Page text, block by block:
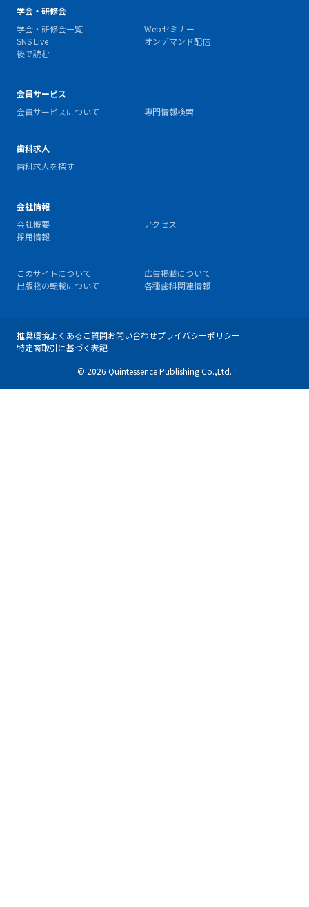
学会・研修会
学会・研修会一覧
Webセミナー
SNS Live
オンデマンド配信
後で読む
会員サービス
会員サービスについて
専門情報検索
歯科求人
歯科求人を探す
会社情報
会社概要
アクセス
採用情報
このサイトについて
広告掲載について
出版物の転載について
各種歯科関連情報
推奨環境よくあるご質問お問い合わせプライバシーポリシー
特定商取引に基づく表記
© 2026 Quintessence Publishing Co.,Ltd.